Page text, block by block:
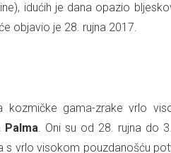
idućih je dana opazio
objavio je 28. rujna 2017.
gama-zrake vrlo
Palma. Oni su od 28. rujna do
s vrlo visokom pouzdanošću